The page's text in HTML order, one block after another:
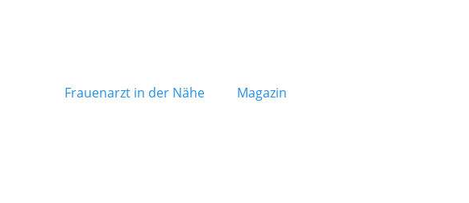
Frauenarzt in der Nähe Magazin